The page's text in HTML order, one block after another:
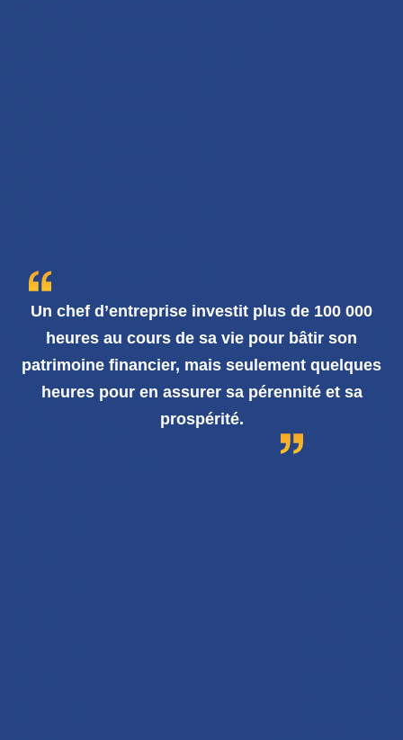
Un chef d’entreprise investit plus de 100 000
heures au cours de sa vie pour bâtir son
patrimoine financier, mais seulement quelques
heures pour en assurer sa pérennité et sa
prospérité.